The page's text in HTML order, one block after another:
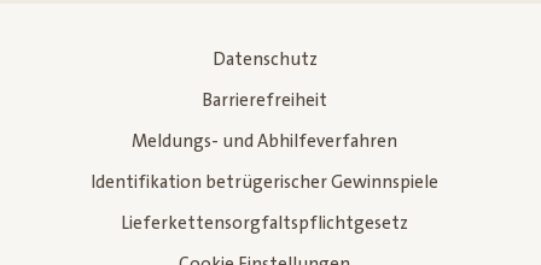
Datenschutz
Barrierefreiheit
Meldungs- und Abhilfeverfahren
Identifikation betrügerischer Gewinnspiele
Lieferkettensorgfaltspflichtgesetz